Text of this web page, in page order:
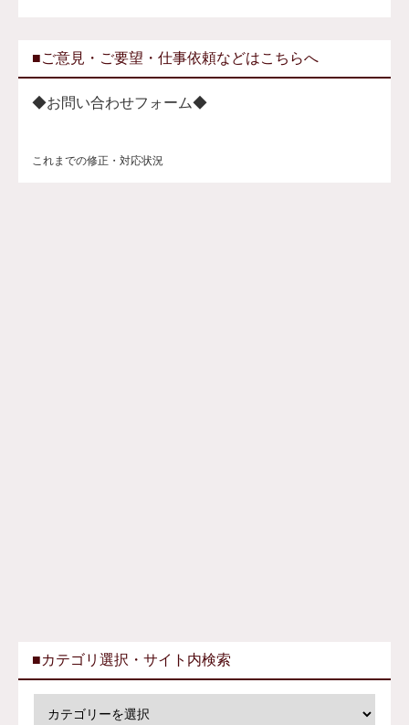
■ご意見・ご要望・仕事依頼などはこちらへ
◆お問い合わせフォーム◆
これまでの修正・対応状況
■カテゴリ選択・サイト内検索